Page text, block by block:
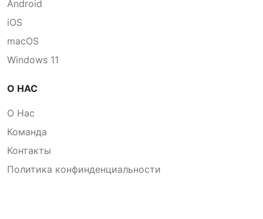
Android
iOS
macOS
Windows 11
О НАС
О Нас
Команда
Контакты
Политика конфинденциальности